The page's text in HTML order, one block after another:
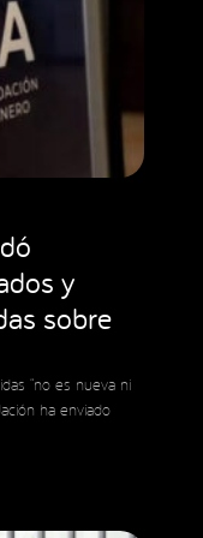
y
sobre
“no es nueva ni
ha enviado